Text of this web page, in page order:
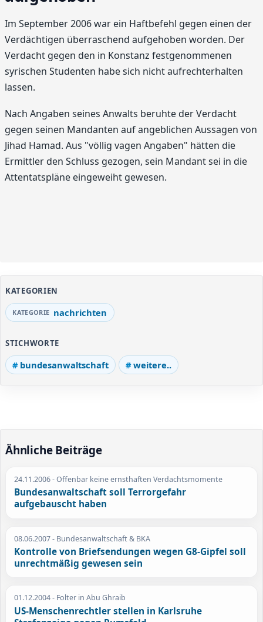
Im September 2006 war ein Haftbefehl gegen einen der
Verdächtigen überraschend aufgehoben worden. Der
Verdacht gegen den in Konstanz festgenommenen
syrischen Studenten habe sich nicht aufrechterhalten
lassen.
Nach Angaben seines Anwalts beruhte der Verdacht
gegen seinen Mandanten auf angeblichen Aussagen von
Jihad Hamad. Aus "völlig vagen Angaben" hätten die
Ermittler den Schluss gezogen, sein Mandant sei in die
Attentatspläne eingeweiht gewesen.
KATEGORIEN
nachrichten
STICHWORTE
bundesanwaltschaft weitere..
Ähnliche Beiträge
24.11.2006- Offenbar keine ernsthaften Verdachtsmomente
Bundesanwaltschaft soll Terrorgefahr
aufgebauscht haben
08.06.2007- Bundesanwaltschaft & BKA
Kontrolle von Briefsendungen wegen G8-Gipfel soll
unrechtmäßig gewesen sein
01.12.2004- Folter in Abu Ghraib
US-Menschenrechtler stellen in Karlsruhe